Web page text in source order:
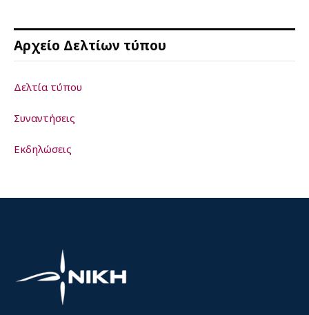
Αρχείο Δελτίων τύπου
Δελτία τύπου
Συναντήσεις
Εκδηλώσεις